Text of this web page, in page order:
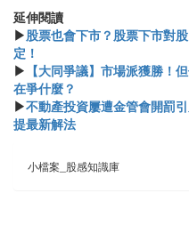
​​延伸閱讀
▶股票也會下市？股票下市對
定！
▶ 【大同爭議】市場派獲勝！
在爭什麼？
▶不動產投資屢遭金管會開罰
提最新解法
小檔案_股感知識庫